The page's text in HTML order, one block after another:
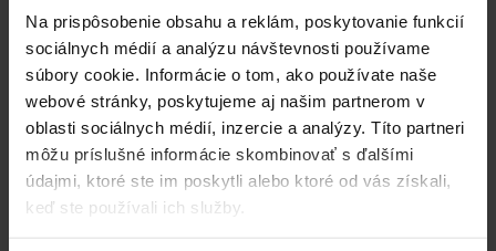
Na prispôsobenie obsahu a reklám, poskytovanie funkcií
sociálnych médií a analýzu návštevnosti používame
súbory cookie. Informácie o tom, ako používate naše
webové stránky, poskytujeme aj našim partnerom v
oblasti sociálnych médií, inzercie a analýzy. Títo partneri
môžu príslušné informácie skombinovať s ďalšími
údajmi, ktoré ste im poskytli alebo ktoré od vás získali,
keď ste používali ich služby.
“Kompresné prádlo patrí k neoddeliteľnej súčasti